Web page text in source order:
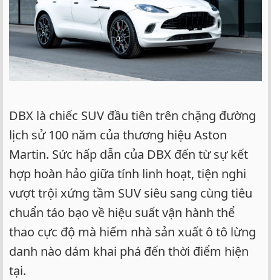
DBX là chiếc SUV đầu tiên trên chặng đường
lịch sử 100 năm của thương hiệu Aston
Martin. Sức hấp dẫn của DBX đến từ sự kết
hợp hoàn hảo giữa tính linh hoạt, tiện nghi
vượt trội xứng tầm SUV siêu sang cùng tiêu
chuẩn táo bạo về hiệu suất vận hành thể
thao cực độ mà hiếm nhà sản xuất ô tô lừng
danh nào dám khai phá đến thời điểm hiện
tại.